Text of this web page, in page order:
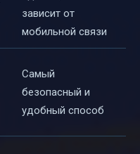
зависит от
мобильной связи
Самый
безопасный и
удобный способ